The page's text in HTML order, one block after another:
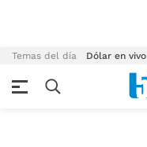
Temas del día Dólar en vivo